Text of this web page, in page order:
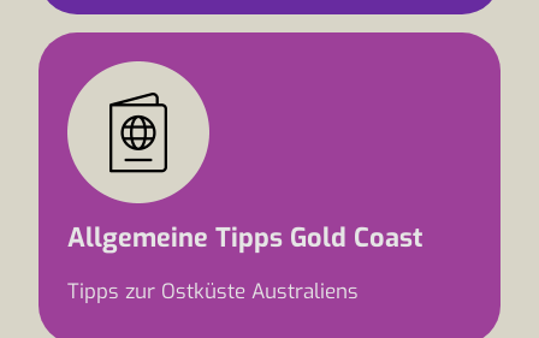
Allgemeine Tipps Gold Coast
Tipps zur Ostküste Australiens